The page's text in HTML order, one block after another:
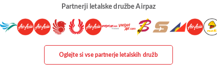
Partnerji letalske družbe Airpaz
Oglejte si vse partnerje letalskih družb